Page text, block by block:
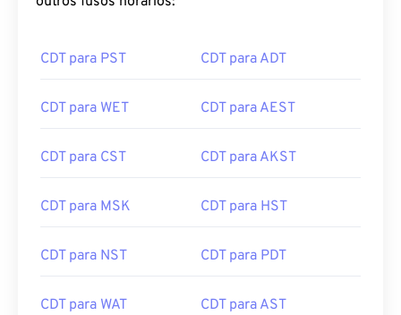
CDT para PST CDT para ADT
CDT para WET CDT para AEST
CDT para CST CDT para AKST
CDT para MSK CDT para HST
CDT para NST CDT para PDT
CDT para WAT CDT para AST